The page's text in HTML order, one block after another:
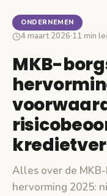
ONDERNEMEN
4 maart 2026·11 min
MKB-
Alles over de
hervorming 2025: